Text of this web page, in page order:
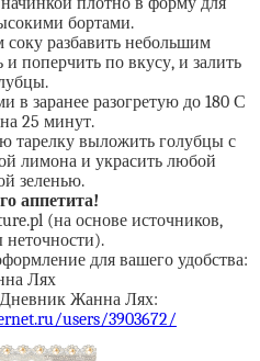
бортами.
соку разбавить небольшим
поперчить по вкусу, и залить
в заранее разогретую до 180 С
25 минут.
тарелку выложить голубцы с
лимона и украсить любой
зеленью.
аппетита!
(на основе источников,
для вашего удобства:
Лях
Жанна Лях:
users/3903672/